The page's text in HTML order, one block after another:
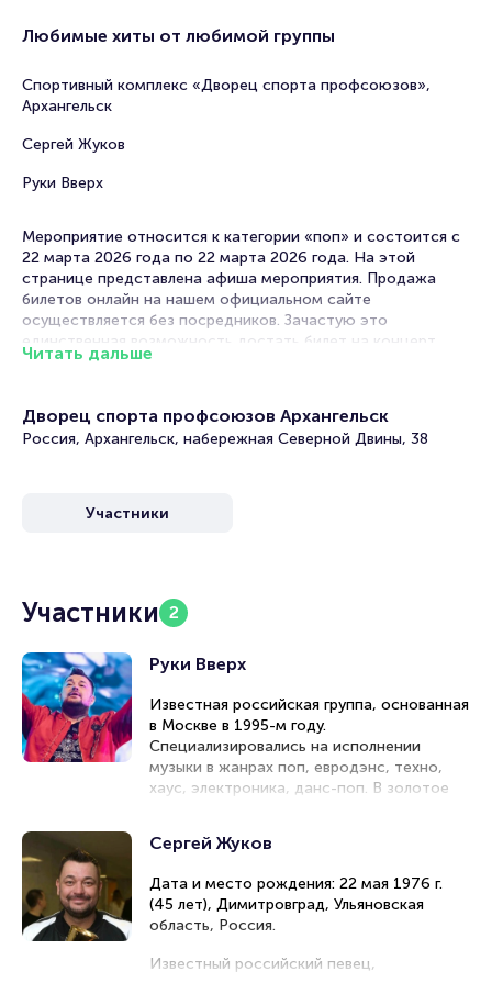
Любимые хиты от любимой группы
Спортивный комплекс «Дворец спорта профсоюзов»,
Архангельск
Сергей Жуков
Руки Вверх
Мероприятие относится к категории «поп» и состоится с
22 марта 2026 года по 22 марта 2026 года. На этой
странице представлена афиша мероприятия. Продажа
билетов онлайн на нашем официальном сайте
осуществляется без посредников. Зачастую это
единственная возможность достать билет на концерт.
Portalbilet – удобный и надежный сервис для покупки и
продажи билетов на мероприятия разного формата.
ваше имя занимает не более двух минут. Билеты на Руки
Полезные ссылки
читайте в разделах:
Продать билет
Брокерам
Организаторам
Читать дальше
Дворец спорта профсоюзов Архангельск
Россия, Архангельск, набережная Северной Двины, 38
Участники
Участники 2
Руки Вверх
Известная российская группа, основанная
в Москве в 1995-м году.
Специализировались на исполнении
музыки в жанрах поп, евродэнс, техно,
хаус, электроника, данс-поп. В золотое
познакомились на радио «Европа плюс
записывать песни. Им принадлежат хиты
«Малыш», «Студент», «Он тебя целует».
Артисты расстались в августе 2006 г.
Были номинированы на 11 «Золотых
граммофонов». С 2008 г. Сергей Жуков
Сергей Жуков
Дата и место рождения: 22 мая 1976 г.
(45 лет), Димитровград, Ульяновская
область, Россия.
Известный российский певец,